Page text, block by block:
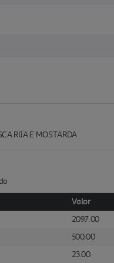
RIJA E MOSTARDA
Valor
2097.00
500.00
23.00